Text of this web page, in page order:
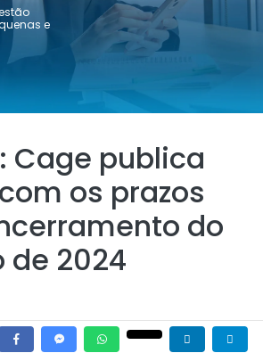
e
Cage publica
os prazos
do
de 2024